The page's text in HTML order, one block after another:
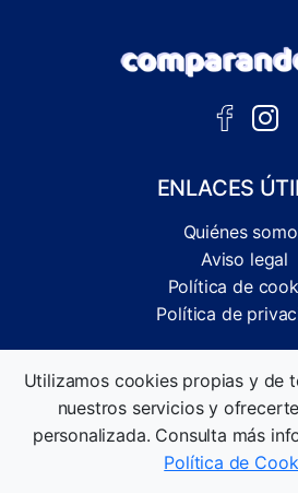
ENLACES
Quiénes
Aviso legal
Política de
Política de
informativas.
©2026 Comparandonos. Todos los
Utilizamos cookies propias y de
nuestros servicios y
personalizada. Consulta más
Política de